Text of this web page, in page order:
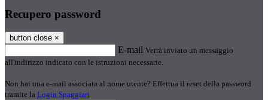
Recupero password
button close ×
E-mail Verrà inviato un messaggio
all'indirizzo indicato con le istruzioni necessarie.
Non hai una e-mail associata al nome utente? Effettua il reset della password
tramite la Login Spaggiari